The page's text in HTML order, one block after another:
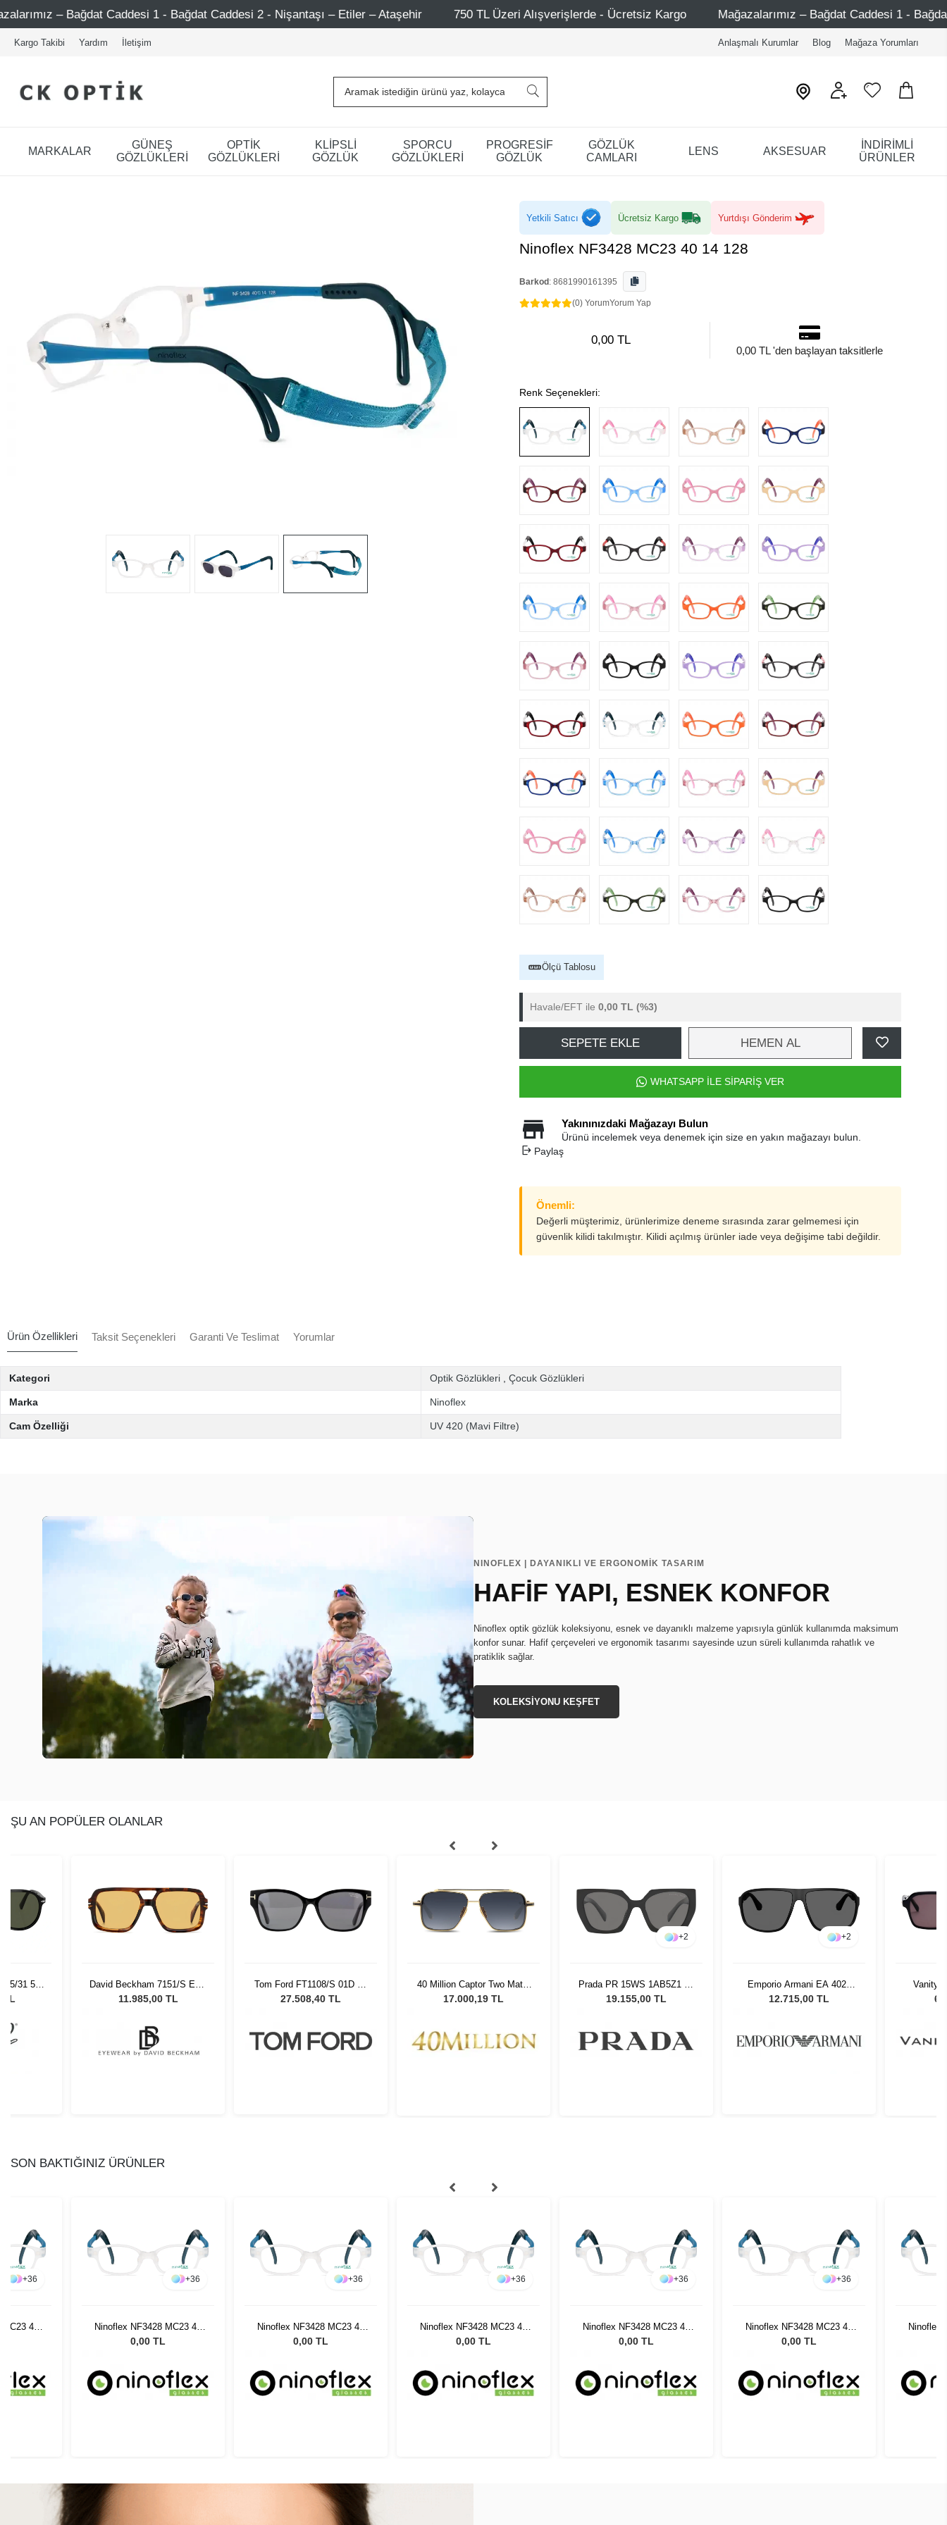
- Bağdat Caddesi 2 - Nişantaşı – Etiler – Ataşehir 750 TL Üzeri Alışverişlerde - Ücretsiz Kargo Mağazalarımız – Bağdat Caddesi 1 - Bağdat Caddesi 2 - Nişantaşı –
Kargo Takibi Yardım İletişim Anlaşmalı Kurumlar Blog Mağaza Yorumları
MARKALAR
GÜNEŞ
GÖZLÜKLERİ
OPTİK
GÖZLÜKLERİ
KLİPSLİ
GÖZLÜK
SPORCU
GÖZLÜKLERİ
PROGRESİF
GÖZLÜK
GÖZLÜK
CAMLARI
LENS AKSESUAR
İNDİRİMLİ
ÜRÜNLER
Yetkili Satıcı Ücretsiz Kargo Yurtdışı Gönderim
Ninoflex NF3428 MC23 40 14 128
Barkod : 8681990161395
(0) YorumYorum Yap
0,00 TL
0,00 TL 'den başlayan taksitlerle
Renk Seçenekleri:
Ölçü Tablosu
Havale/EFT ile 0,00 TL (%3)
SEPETE EKLE HEMEN AL
WHATSAPP İLE SİPARİŞ VER
Yakınınızdaki Mağazayı Bulun
Ürünü incelemek veya denemek için size en yakın mağazayı bulun.
Paylaş
Önemli:
Değerli müşterimiz, ürünlerimize deneme sırasında zarar gelmemesi için
güvenlik kilidi takılmıştır. Kilidi açılmış ürünler iade veya değişime tabi değildir.
Ürün Özellikleri Taksit Seçenekleri Garanti Ve Teslimat Yorumlar
Kategori Optik Gözlükleri Çocuk Gözlükleri
Marka Ninoflex
Cam Özelliği UV 420 (Mavi Filtre)
NINOFLEX | DAYANIKLI VE ERGONOMİK TASARIM
HAFİF YAPI, ESNEK KONFOR
Ninoflex optik gözlük koleksiyonu, esnek ve dayanıklı malzeme yapısıyla günlük kullanımda maksimum
konfor sunar. Hafif çerçeveleri ve ergonomik tasarımı sayesinde uzun süreli kullanımda rahatlık ve
pratiklik sağlar.
KOLEKSİYONU KEŞFET
ŞU AN POPÜLER OLANLAR
95/31 55
TL
David Beckham 7151/S EX4
Unisex Güneş Gözlüğü
11.985,00 TL
Tom Ford FT1108/S 01D 55
Kadın Güneş Gözlüğü
27.508,40 TL
40 Million Captor Two Matte
Black Gold 910
17.000,19 TL
+2
Prada PR 15WS 1AB5Z1 54
Kadın Güneş Gözlüğü
19.155,00 TL
+2
Emporio Armani EA 4029
5001T3 64 Erkek Güneş
12.715,00 TL
Vanity
SON BAKTIĞINIZ ÜRÜNLER
+36
40
+36
Ninoflex NF3428 MC23 40
14 128
0,00 TL
+36
Ninoflex NF3428 MC23 40
14 128
0,00 TL
+36
Ninoflex NF3428 MC23 40
14 128
0,00 TL
+36
Ninoflex NF3428 MC23 40
14 128
0,00 TL
+36
Ninoflex NF3428 MC23 40
14 128
0,00 TL
Ninoflex